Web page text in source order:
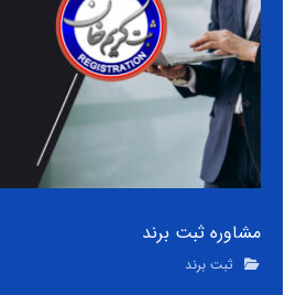
مشاوره ثبت برند
ثبت برند